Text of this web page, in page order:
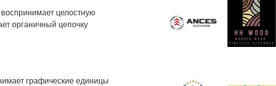
целостную
органичный цепочку
графические единицы